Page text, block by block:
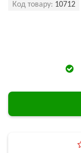
Код товару: 10712